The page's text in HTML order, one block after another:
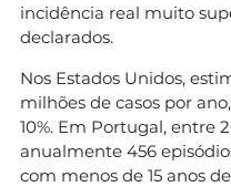
incidência real muito
declarados.
Nos Estados Unidos,
milhões de casos por
10%. Em Portugal, entre
anualmente 456
com menos de 15 anos